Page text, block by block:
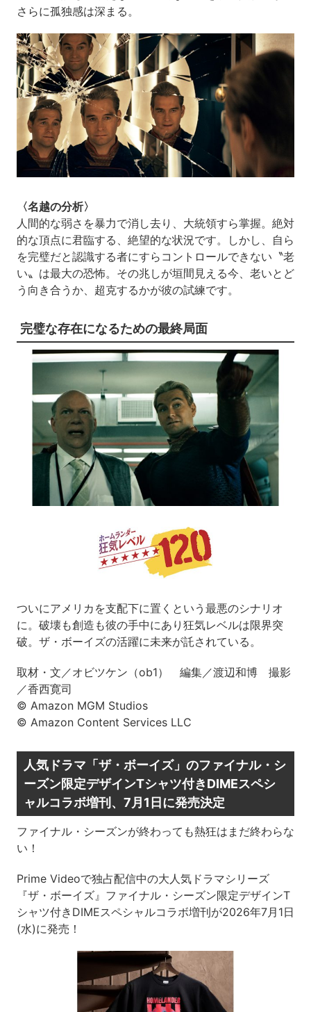
さらに孤独感は深まる。
〈名越の分析〉
人間的な弱さを暴力で消し去り、大統領すら掌握。絶対
的な頂点に君臨する、絶望的な状況です。しかし、自ら
を完璧だと認識する者にすらコントロールできない〝老
い〟は最大の恐怖。その兆しが垣間見える今、老いとど
う向き合うか、超克するかが彼の試練です。
完璧な存在になるための最終局面
ついにアメリカを支配下に置くという最悪のシナリオ
に。破壊も創造も彼の手中にあり狂気レベルは限界突
破。ザ・ボーイズの活躍に未来が託されている。
取材・文／オビツケン（ob1） 編集／渡辺和博 撮影
／香西寛司
© Amazon MGM Studios
© Amazon Content Services LLC
人気ドラマ「ザ・ボーイズ」のファイナル・シ
ーズン限定デザインTシャツ付きDIMEスペシ
ャルコラボ増刊、7月1日に発売決定
ファイナル・シーズンが終わっても熱狂はまだ終わらな
い！
Prime Videoで独占配信中の大人気ドラマシリーズ
『ザ・ボーイズ』ファイナル・シーズン限定デザインT
シャツ付きDIMEスペシャルコラボ増刊が2026年7月1日
(水)に発売！